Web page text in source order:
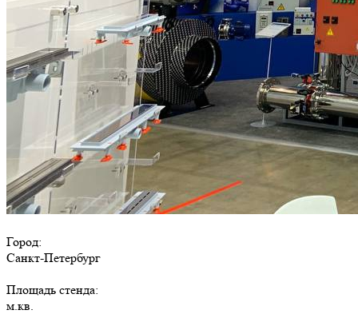
Город:
Санкт-Петербург
Площадь стенда:
м.кв.